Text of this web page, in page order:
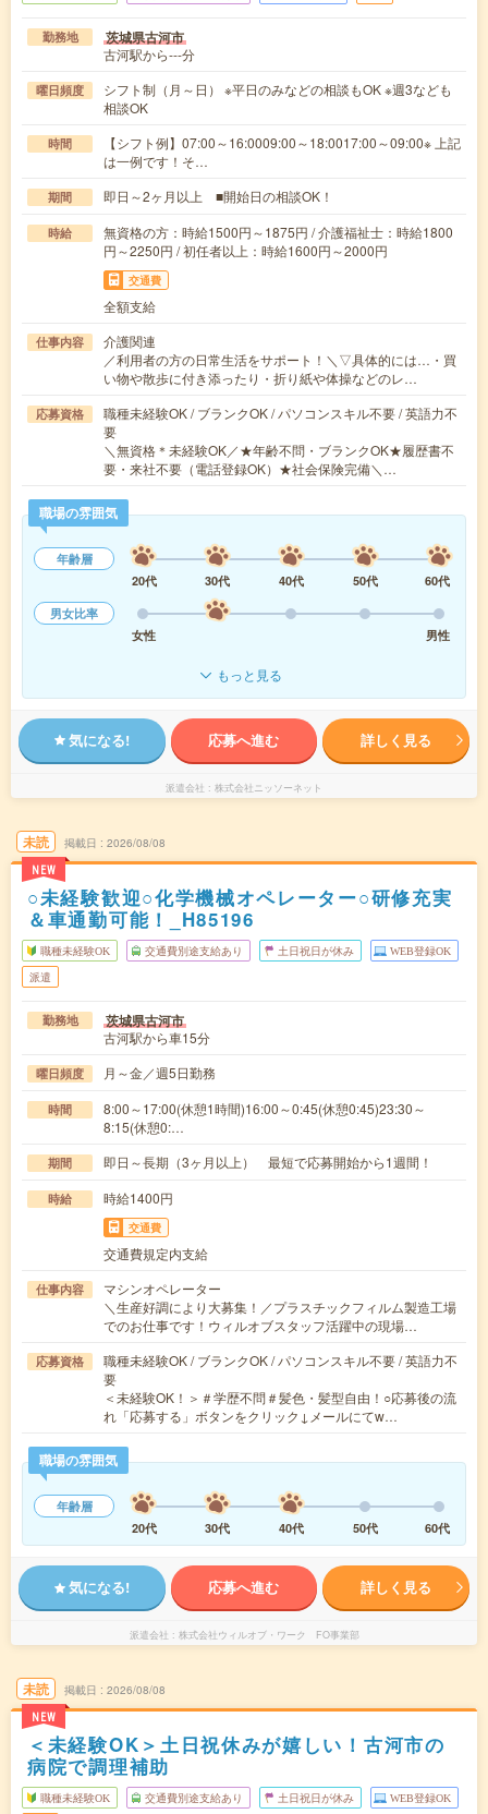
勤務地 茨城県古河市
古河駅から---分
曜日頻度
シフト制（月～日） ※平日のみなどの相談もOK ※週3なども
相談OK
時間
【シフト例】07:00～16:0009:00～18:0017:00～09:00※ 上記
は一例です！そ…
期間 即日～2ヶ月以上 ■開始日の相談OK！
時給
無資格の方：時給1500円～1875円 / 介護福祉士：時給1800
円～2250円 / 初任者以上：時給1600円～2000円
交通費
全額支給
仕事内容
介護関連
／利用者の方の日常生活をサポート！＼▽具体的には…・買
い物や散歩に付き添ったり・折り紙や体操などのレ…
応募資格
職種未経験OK / ブランクOK / パソコンスキル不要 / 英語力不
要
＼無資格＊未経験OK／★年齢不問・ブランクOK★履歴書不
要・来社不要（電話登録OK）★社会保険完備＼…
職場の雰囲気
年齢層
20代
30代 40代 50代
60代
男女比率
女性
男性
もっと見る
気になる! 応募へ進む 詳しく見る
派遣会社 株式会社ニッソーネット
未読
NEW
掲載日 2026/08/08
○未経験歓迎○化学機械オペレーター○研修充実
＆車通勤可能！_H85196
職種未経験OK 交通費別途支給あり 土日祝日が休み WEB登録OK
派遣
勤務地 茨城県古河市
古河駅から車15分
曜日頻度 月～金／週5日勤務
時間
8:00～17:00(休憩1時間)16:00～0:45(休憩0:45)23:30～
8:15(休憩0:…
期間 即日～長期（3ヶ月以上） 最短で応募開始から1週間！
時給 時給1400円
交通費
交通費規定内支給
仕事内容
マシンオペレーター
＼生産好調により大募集！／プラスチックフィルム製造工場
でのお仕事です！ウィルオブスタッフ活躍中の現場…
応募資格
職種未経験OK / ブランクOK / パソコンスキル不要 / 英語力不
要
＜未経験OK！＞＃学歴不問＃髪色・髪型自由！○応募後の流
れ「応募する」ボタンをクリック↓メールにてw…
職場の雰囲気
年齢層
20代
30代 40代 50代 60代
気になる! 応募へ進む 詳しく見る
派遣会社 株式会社ウィルオブ・ワーク FO事業部
未読
NEW
掲載日 2026/08/08
＜未経験OK＞土日祝休みが嬉しい！古河市の
病院で調理補助
職種未経験OK 交通費別途支給あり 土日祝日が休み WEB登録OK